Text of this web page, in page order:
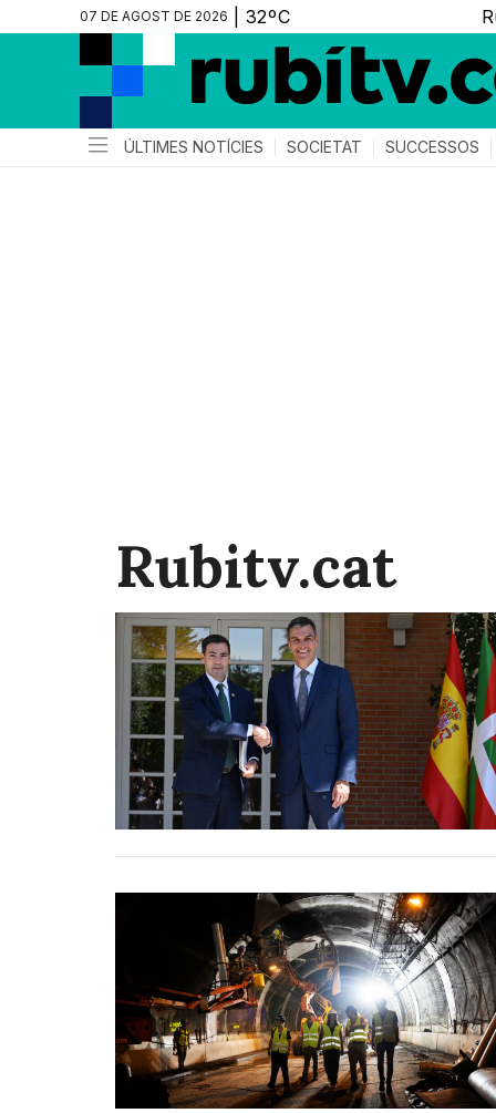
07 DE AGOST DE 2026
ÚLTIMES NOTÍCIES SOCIETAT SUCCESSOS
Rubitv.cat